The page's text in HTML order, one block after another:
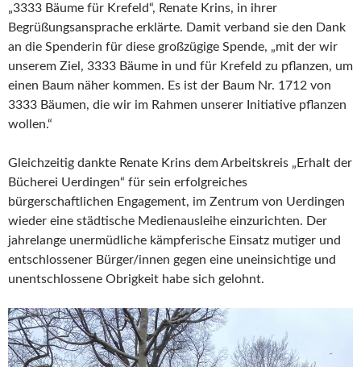
„3333 Bäume für Krefeld“, Renate Krins, in ihrer
Begrüßungsansprache erklärte. Damit verband sie den Dank
an die Spenderin für diese großzügige Spende, „mit der wir
unserem Ziel, 3333 Bäume in und für Krefeld zu pflanzen, um
einen Baum näher kommen. Es ist der Baum Nr. 1712 von
3333 Bäumen, die wir im Rahmen unserer Initiative pflanzen
wollen.“
Gleichzeitig dankte Renate Krins dem Arbeitskreis „Erhalt der
Bücherei Uerdingen“ für sein erfolgreiches
bürgerschaftlichen Engagement, im Zentrum von Uerdingen
wieder eine städtische Medienausleihe einzurichten. Der
jahrelange unermüdliche kämpferische Einsatz mutiger und
entschlossener Bürger/innen gegen eine uneinsichtige und
unentschlossene Obrigkeit habe sich gelohnt.